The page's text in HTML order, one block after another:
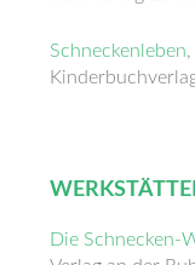
Schneckenleben,
Die Schnecken-